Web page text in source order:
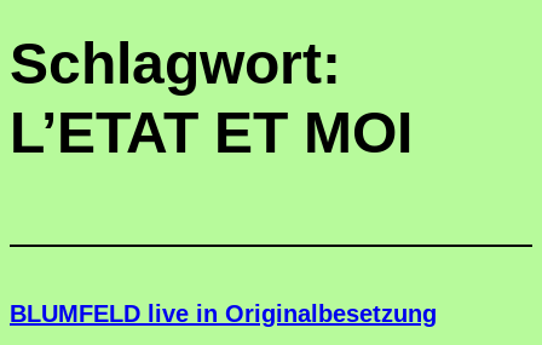
Schlagwort:
L’ETAT ET MOI
BLUMFELD live in Originalbesetzung